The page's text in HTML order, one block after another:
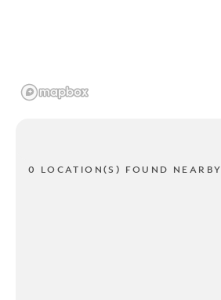
0 LOCATION(S) FOUND NEARBY